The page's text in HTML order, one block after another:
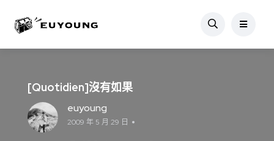
[Quotidien]沒有如果
euyoung
2009 年 5 月 29 日